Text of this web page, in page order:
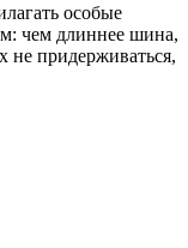
особые
чем длиннее шина,
не придерживаться,